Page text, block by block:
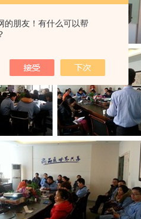
的朋友！有什么可以帮